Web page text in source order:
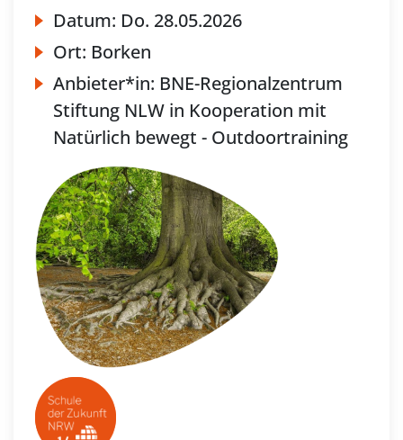
Datum: Do. 28.05.2026
Ort: Borken
Anbieter*in: BNE-Regionalzentrum
Stiftung NLW in Kooperation mit
Natürlich bewegt - Outdoortraining